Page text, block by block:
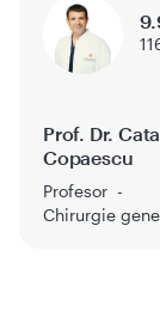
Prof. Dr.
Copaescu
Profesor
Chirurgie